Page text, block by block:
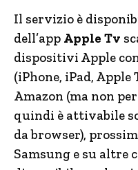
Il servizio è
dell’app Apple Tv
dispositivi Apple
(iPhone, iPad,
Amazon (ma non
quindi è attivabile
da browser),
Samsung e su altre